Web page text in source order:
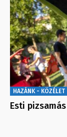
HAZÁNK - KÖZÉLET
Esti